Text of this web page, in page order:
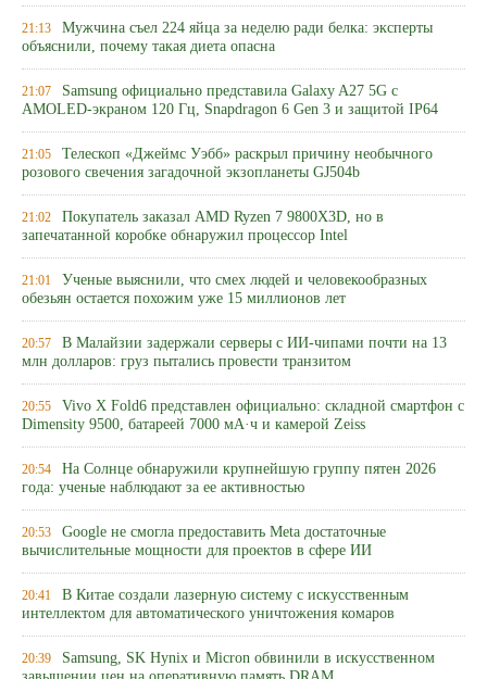
21:13 Мужчина съел 224 яйца за неделю ради белка: эксперты
объяснили, почему такая диета опасна
21:07 Samsung официально представила Galaxy A27 5G с
AMOLED-экраном 120 Гц, Snapdragon 6 Gen 3 и защитой IP64
21:05 Телескоп «Джеймс Уэбб» раскрыл причину необычного
розового свечения загадочной экзопланеты GJ504b
21:02 Покупатель заказал AMD Ryzen 7 9800X3D, но в
запечатанной коробке обнаружил процессор Intel
21:01 Ученые выяснили, что смех людей и человекообразных
обезьян остается похожим уже 15 миллионов лет
20:57 В Малайзии задержали серверы с ИИ-чипами почти на 13
млн долларов: груз пытались провести транзитом
20:55 Vivo X Fold6 представлен официально: складной смартфон с
Dimensity 9500, батареей 7000 мА·ч и камерой Zeiss
20:54 На Солнце обнаружили крупнейшую группу пятен 2026
года: ученые наблюдают за ее активностью
20:53 Google не смогла предоставить Meta достаточные
вычислительные мощности для проектов в сфере ИИ
20:41 В Китае создали лазерную систему с искусственным
интеллектом для автоматического уничтожения комаров
20:39 Samsung, SK Hynix и Micron обвинили в искусственном